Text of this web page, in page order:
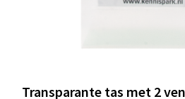
Transparante tas met 2